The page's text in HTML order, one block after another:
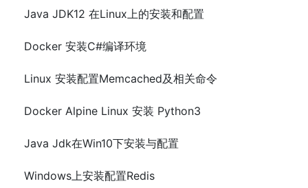
Java JDK12 在Linux上的安装和配置
Docker 安装C#编译环境
Linux 安装配置Memcached及相关命令
Docker Alpine Linux 安装 Python3
Java Jdk在Win10下安装与配置
Windows上安装配置Redis